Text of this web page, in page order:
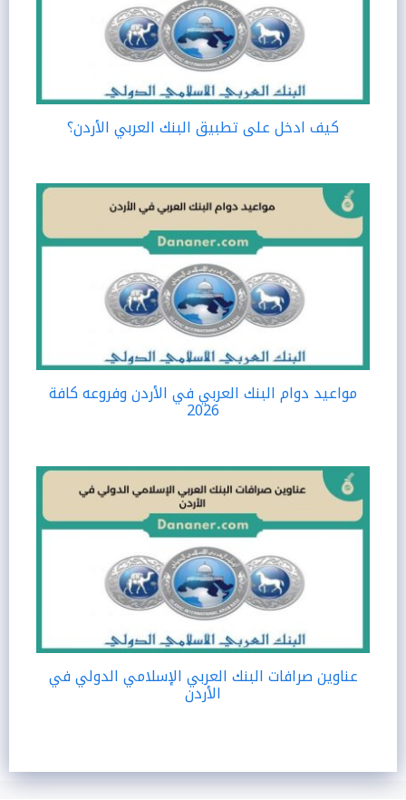
كيف ادخل على تطبيق البنك العربي الأردن؟
مواعيد دوام البنك العربي في الأردن وفروعه كافة
2026
عناوين صرافات البنك العربي الإسلامي الدولي في
الأردن